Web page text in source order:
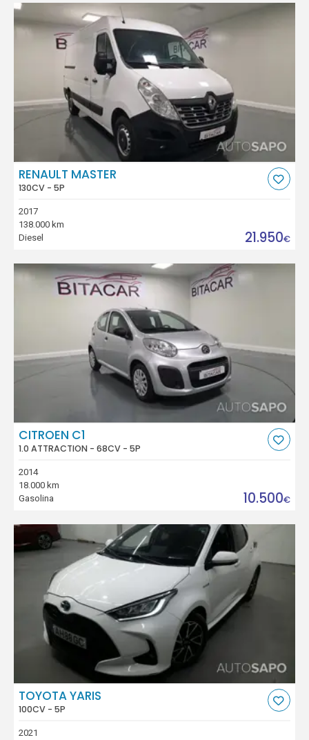
RENAULT MASTER
130CV - 5P
2017
138.000 km
Diesel
21.950€
CITROEN C1
1.0 ATTRACTION - 68CV - 5P
2014
18.000 km
Gasolina
10.500€
TOYOTA YARIS
100CV - 5P
2021